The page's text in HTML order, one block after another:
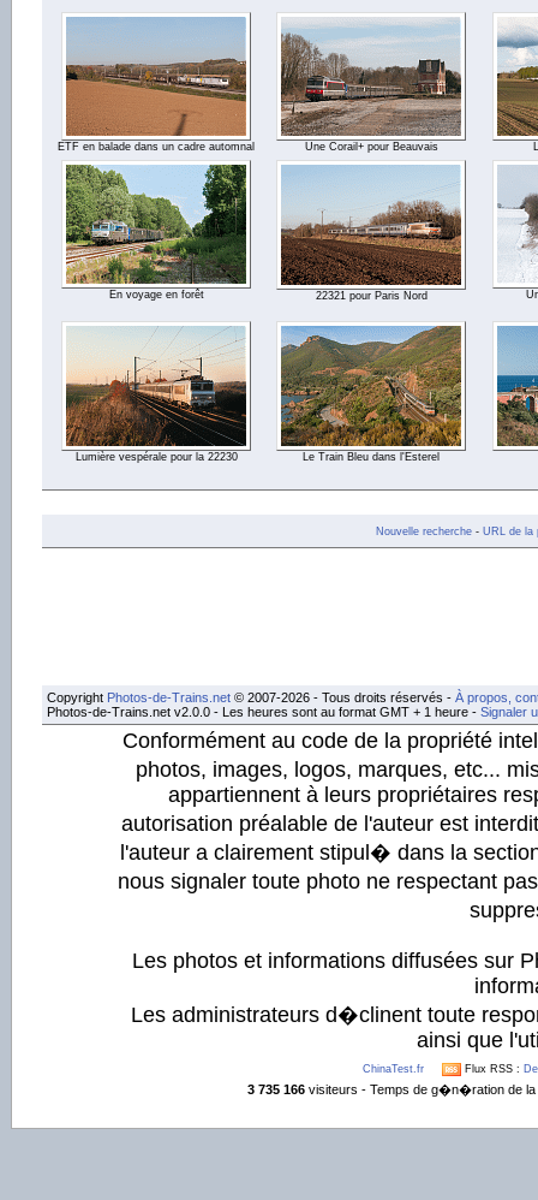
ETF en balade dans un cadre automnal Une Corail+ pour Beauvais
En voyage en forêt 22321 pour Paris Nord
Lumière vespérale pour la 22230 Le Train Bleu dans l'Esterel
Nouvelle recherche- URL de la
Copyright Photos-de-Trains.net © 2007-2026 - Tous droits réservés - À propos,
Photos-de-Trains.net v2.0.0 - Les heures sont au format GMT + 1 heure - Signaler
Conformément au code de la propriété
photos, images, logos, marques, etc...
appartiennent à leurs propriétaires
autorisation préalable de l'auteur est
l'auteur a clairement stipul� dans la
nous signaler toute photo ne respectant
Les photos et informations diffusées sur
Les administrateurs d�clinent toute
ainsi que
ChinaTest.fr Flux RSS :
3 735 166 visiteurs - Temps de g�n�ration de